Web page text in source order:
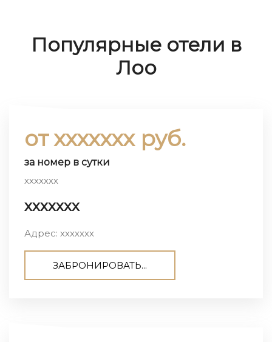
Популярные отели в
Лоо
от ххххххх руб.
за номер в сутки
ххххххх
ххххххх
Адрес: ххххххх
ЗАБРОНИРОВАТЬ...